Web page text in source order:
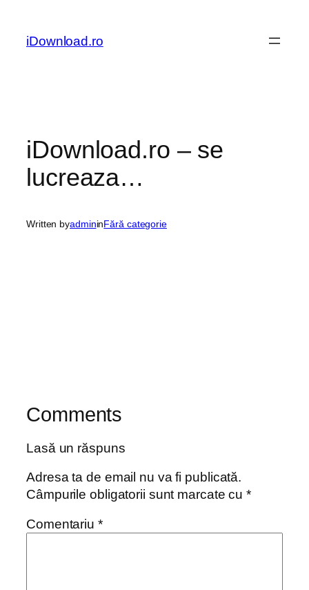
conținut
iDownload.ro
iDownload.ro – se
lucreaza…
Written byadmininFără categorie
Comments
Lasă un răspuns
Adresa ta de email nu va fi publicată.
Câmpurile obligatorii sunt marcate cu*
Comentariu *